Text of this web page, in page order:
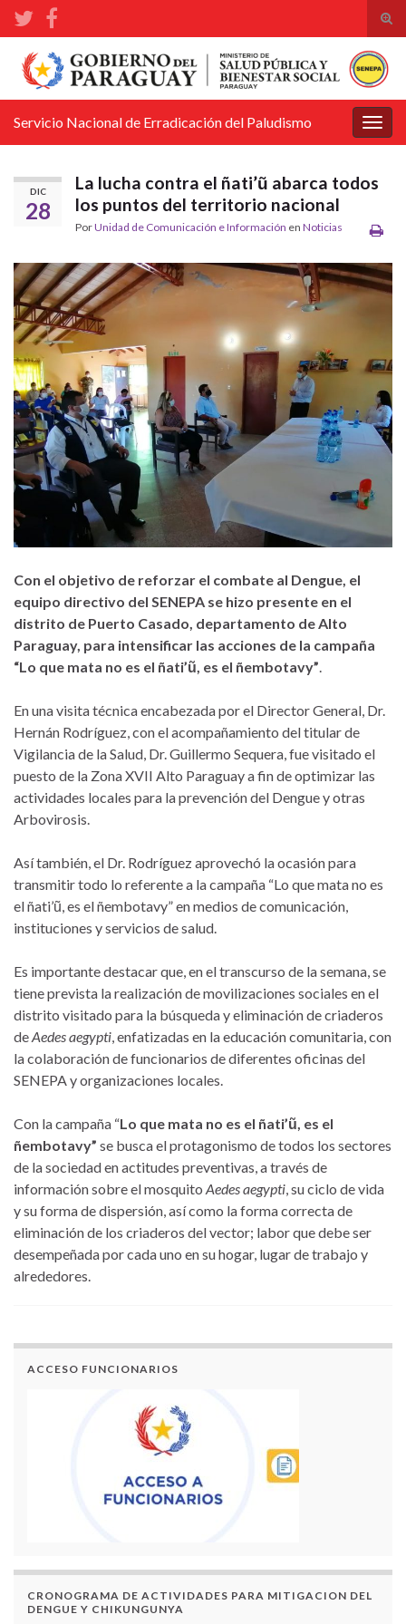
el
de
Search for:
la
Servicio Nacional de Erradicación del Paludismo
DIC
28
La lucha contra el ñati’ũ abarca todos
los puntos del territorio nacional
PorUnidad de Comunicación e Información en Noticias
Con el objetivo de reforzar el combate al Dengue, el
equipo directivo del SENEPA se hizo presente en el
distrito de Puerto Casado, departamento de Alto
Paraguay, para intensificar las acciones de la campaña
“Lo que mata no es el ñati’ũ, es el ñembotavy”.
En una visita técnica encabezada por el Director General, Dr.
Hernán Rodríguez, con el acompañamiento del titular de
Vigilancia de la Salud, Dr. Guillermo Sequera, fue visitado el
puesto de la Zona XVII Alto Paraguay a fin de optimizar las
actividades locales para la prevención del Dengue y otras
Arbovirosis.
Así también, el Dr. Rodríguez aprovechó la ocasión para
transmitir todo lo referente a la campaña “Lo que mata no es
el ñati’ũ, es el ñembotavy” en medios de comunicación,
instituciones y servicios de salud.
Es importante destacar que, en el transcurso de la semana, se
tiene prevista la realización de movilizaciones sociales en el
distrito visitado para la búsqueda y eliminación de criaderos
deAedes aegypti, enfatizadas en la educación comunitaria, con
la colaboración de funcionarios de diferentes oficinas del
SENEPA y organizaciones locales.
Con la campaña “Lo que mata no es el ñati’ũ, es el
ñembotavy” se busca el protagonismo de todos los sectores
de la sociedad en actitudes preventivas, a través de
información sobre el mosquito Aedes aegypti, su ciclo de vida
y su forma de dispersión, así como la forma correcta de
eliminación de los criaderos del vector; labor que debe ser
desempeñada por cada uno en su hogar, lugar de trabajo y
alrededores.
ACCESO FUNCIONARIOS
CRONOGRAMA DE ACTIVIDADES PARA MITIGACION DEL
DENGUE Y CHIKUNGUNYA